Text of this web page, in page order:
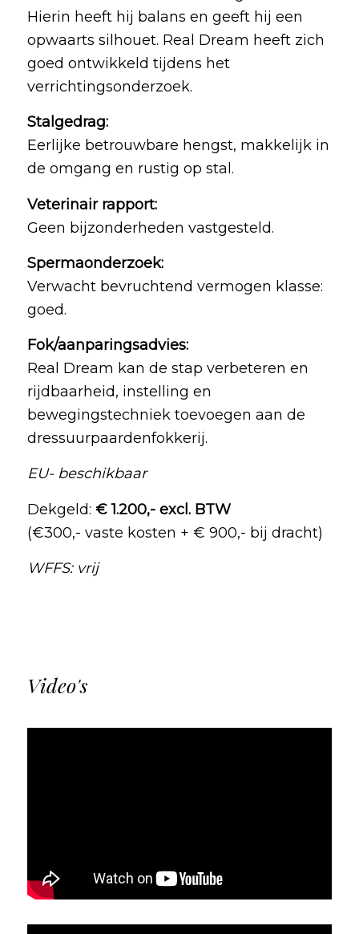
Hierin heeft hij balans en geeft hij een
opwaarts silhouet. Real Dream heeft zich
goed ontwikkeld tijdens het
verrichtingsonderzoek.
Stalgedrag:
Eerlijke betrouwbare hengst, makkelijk in
de omgang en rustig op stal.
Veterinair rapport:
Geen bijzonderheden vastgesteld.
Spermaonderzoek:
Verwacht bevruchtend vermogen klasse:
goed.
Fok/aanparingsadvies:
Real Dream kan de stap verbeteren en
rijdbaarheid, instelling en
bewegingstechniek toevoegen aan de
dressuurpaardenfokkerij.
EU- beschikbaar
Dekgeld: € 1.200,- excl. BTW
(€300,- vaste kosten + € 900,- bij dracht)
WFFS: vrij
Video's